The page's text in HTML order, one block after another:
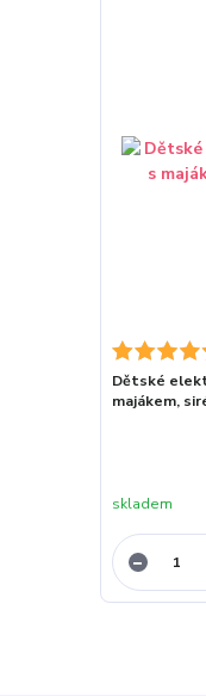
Dětské
majákem,
skladem